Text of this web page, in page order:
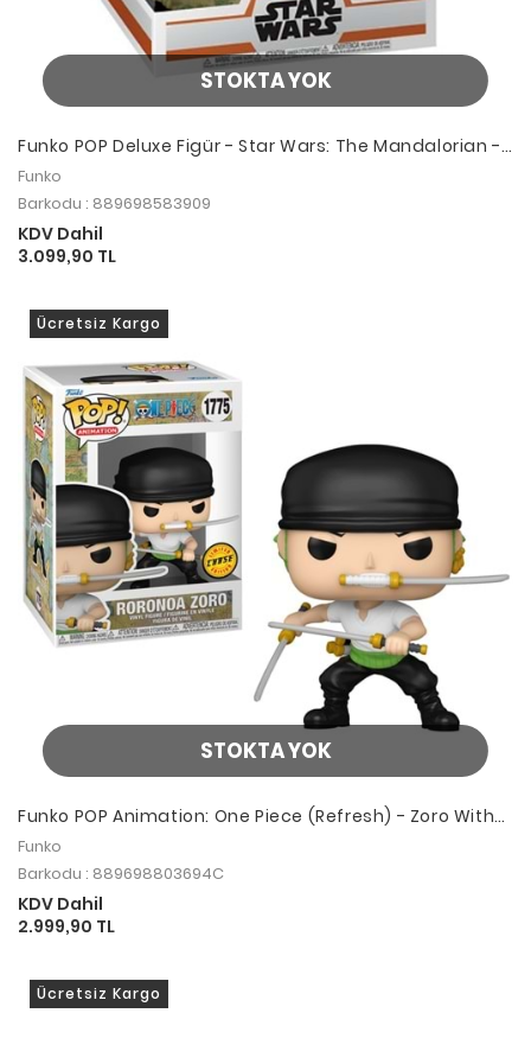
STOKTA YOK
Funko POP Deluxe Figür - Star Wars: The Mandalorian -
The Child Using The Force Elektronik Figür
Funko
Barkodu : 889698583909
KDV Dahil
3.099,90 TL
STOKTA YOK
Ücretsiz Kargo
Funko POP Animation: One Piece (Refresh) - Zoro With
Chase
Funko
Barkodu : 889698803694C
KDV Dahil
2.999,90 TL
Ücretsiz Kargo